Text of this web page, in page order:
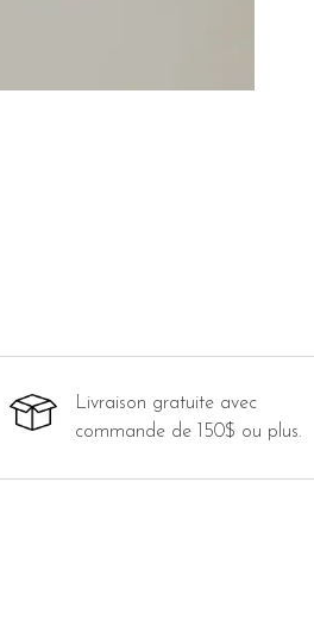
Livraison gratuite avec
commande de 150$ ou plus.